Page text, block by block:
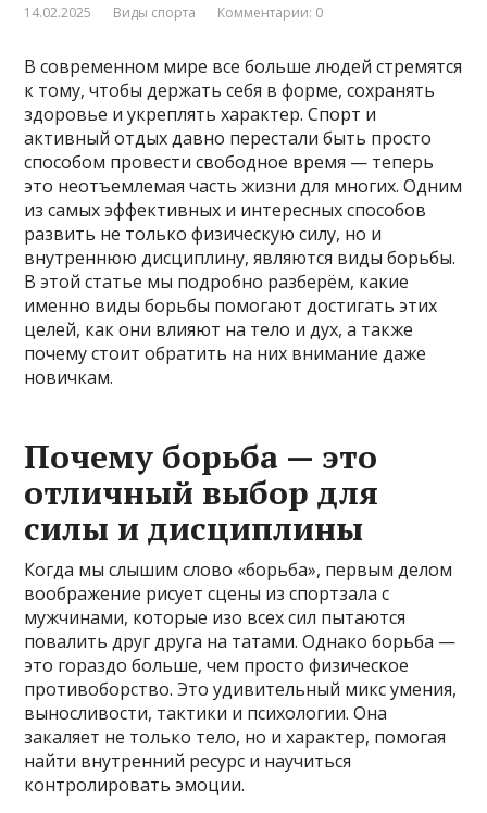
14.02.2025 Виды спорта Комментарии: 0
В современном мире все больше людей стремятся
к тому, чтобы держать себя в форме, сохранять
здоровье и укреплять характер. Спорт и
активный отдых давно перестали быть просто
способом провести свободное время — теперь
это неотъемлемая часть жизни для многих. Одним
из самых эффективных и интересных способов
развить не только физическую силу, но и
внутреннюю дисциплину, являются виды борьбы.
В этой статье мы подробно разберём, какие
именно виды борьбы помогают достигать этих
целей, как они влияют на тело и дух, а также
почему стоит обратить на них внимание даже
новичкам.
Почему борьба — это
отличный выбор для
силы и дисциплины
Когда мы слышим слово «борьба», первым делом
воображение рисует сцены из спортзала с
мужчинами, которые изо всех сил пытаются
повалить друг друга на татами. Однако борьба —
это гораздо больше, чем просто физическое
противоборство. Это удивительный микс умения,
выносливости, тактики и психологии. Она
закаляет не только тело, но и характер, помогая
найти внутренний ресурс и научиться
контролировать эмоции.